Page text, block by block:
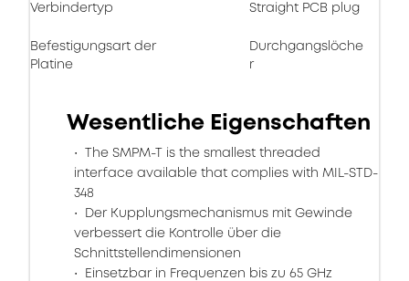
Verbindertyp Straight PCB plug
Befestigungsart der
Platine
Durchgangslöche
r
Wesentliche Eigenschaften
The SMPM-T is the smallest threaded
interface available that complies with MIL-STD-
348
Der Kupplungsmechanismus mit Gewinde
verbessert die Kontrolle über die
Schnittstellendimensionen
Einsetzbar in Frequenzen bis zu 65 GHz